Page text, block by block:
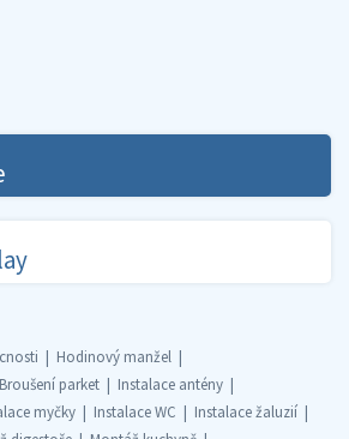
Hodinový manžel
Broušení parket
Instalace antény
myčky Instalace WC
Instalace žaluzií